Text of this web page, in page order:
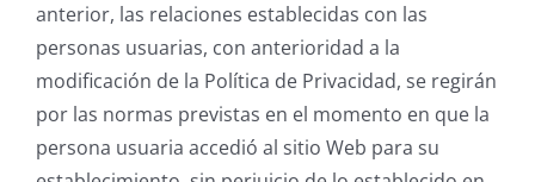
anterior, las relaciones establecidas con las
personas usuarias, con anterioridad a la
modificación de la Política de Privacidad, se regirán
por las normas previstas en el momento en que la
persona usuaria accedió al sitio Web para su